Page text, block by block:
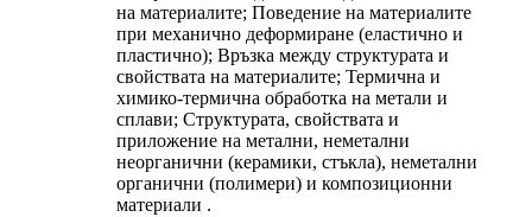
на материалите; Поведение на материалите
при механично деформиране (еластично и
пластично); Връзка между структурата и
свойствата на материалите; Термична и
химико-термична обработка на метали и
сплави; Структурата, свойствата и
приложение на метални, неметални
неорганични (керамики, стъкла), неметални
органични (полимери) и композиционни
материали .